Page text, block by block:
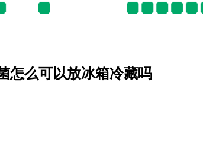
怎么可以放冰箱冷藏吗